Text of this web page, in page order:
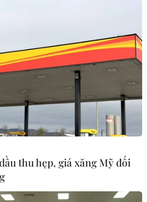
thu hẹp, giá xăng Mỹ đối